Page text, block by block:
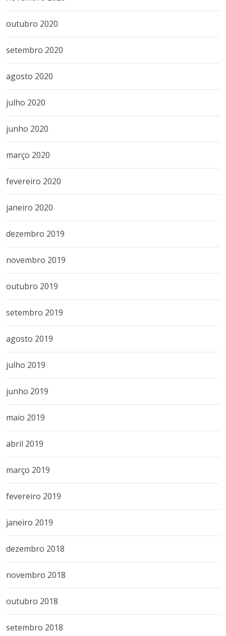
outubro 2020
setembro 2020
agosto 2020
julho 2020
junho 2020
março 2020
fevereiro 2020
janeiro 2020
dezembro 2019
novembro 2019
outubro 2019
setembro 2019
agosto 2019
julho 2019
junho 2019
maio 2019
abril 2019
março 2019
fevereiro 2019
janeiro 2019
dezembro 2018
novembro 2018
outubro 2018
setembro 2018